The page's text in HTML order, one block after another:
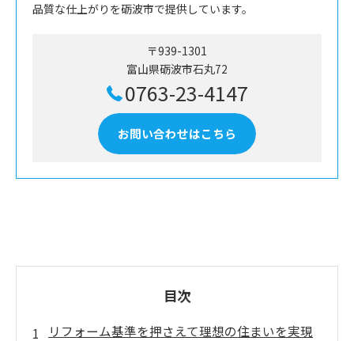
品質な仕上がりを砺波市で提供しています。
〒939-1301
富山県砺波市石丸72
0763-23-4147
お問い合わせはこちら
目次
リフォーム基準を押さえて理想の住まいを実現